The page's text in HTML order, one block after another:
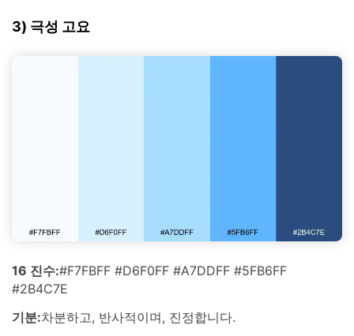
3) 극성 고요
16 진수:#F7FBFF #D6F0FF #A7DDFF #5FB6FF
#2B4C7E
기분:차분하고, 반사적이며, 진정합니다.